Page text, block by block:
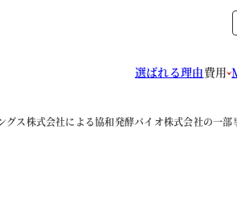
選ばれる理由費用
グス株式会社による協和発酵バイオ株式会社の一